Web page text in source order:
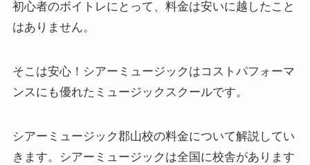
初心者のボイトレにとって、料金は安いに越したこと
はありません。
そこは安心！シアーミュージックはコストパフォーマ
ンスにも優れたミュージックスクールです。
シアーミュージック郡山校の料金について解説してい
きます。シアーミュージックは全国に校舎があります